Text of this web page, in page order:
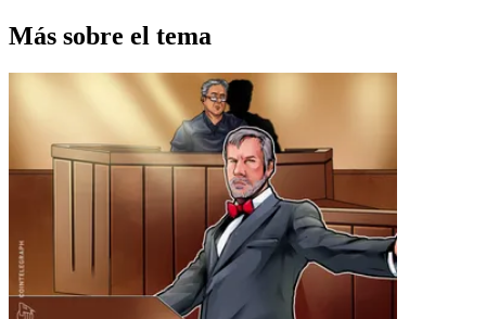
Más sobre el tema